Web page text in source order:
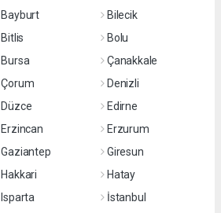
Bayburt
Bilecik
Bitlis
Bolu
Bursa
Çanakkale
Çorum
Denizli
Düzce
Edirne
Erzincan
Erzurum
Gaziantep
Giresun
Hakkari
Hatay
Isparta
İstanbul